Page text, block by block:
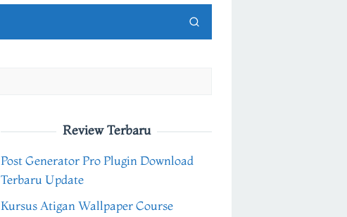
Review Terbaru
Post Generator Pro Plugin Download
Terbaru Update
Kursus Atigan Wallpaper Course